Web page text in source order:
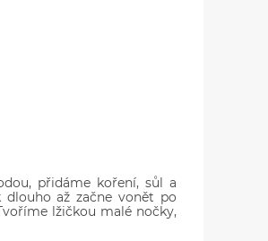
přidáme koření, sůl a
až začne vonět po
lžičkou malé nočky,